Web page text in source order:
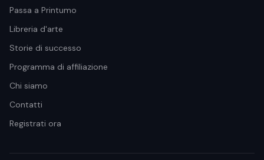
Passa a Printumo
Libreria d'arte
Storie di successo
Programma di affiliazione
Chi siamo
Contatti
Registrati ora